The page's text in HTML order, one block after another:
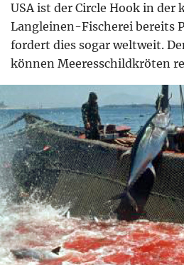
USA ist der Circle Hook in der
Langleinen-Fischerei bereits
fordert dies sogar weltweit.
können Meeresschildkröten